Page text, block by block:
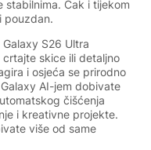
Čak i tijekom
pouzdan.
S26 Ultra
skice ili detaljno
i osjeća se prirodno
AI-jem dobivate
čišćenja
i kreativne projekte.
više od same